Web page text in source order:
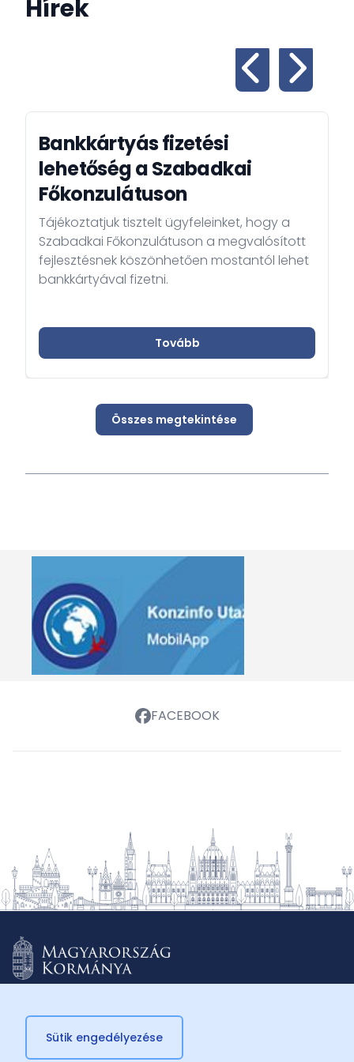
Hírek
Bankkártyás fizetési
lehetőség a Szabadkai
Főkonzulátuson
Tájékoztatjuk tisztelt ügyfeleinket, hogy a
Szabadkai Főkonzulátuson a megvalósított
fejlesztésnek köszönhetően mostantól lehet
bankkártyával fizetni.
Tovább
Összes megtekintése
FACEBOOK
© 2026 Külügyminisztérium
Sütik engedélyezése